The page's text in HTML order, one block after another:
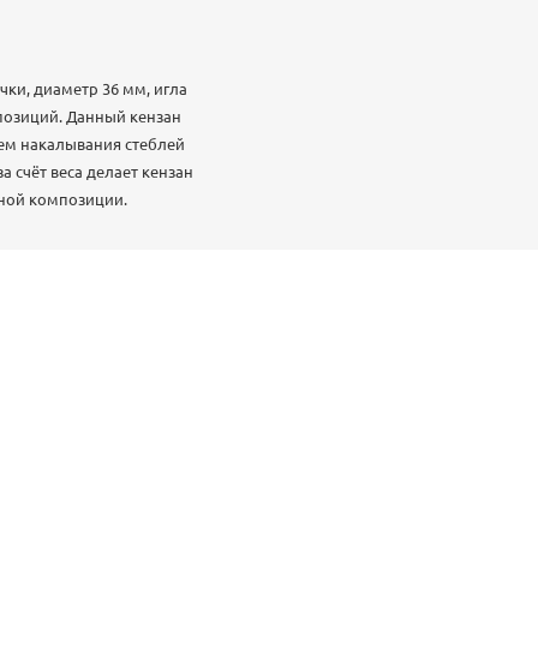
диаметр 36 мм, игла
Данный кензан
накалывания стеблей
веса делает кензан
композиции.